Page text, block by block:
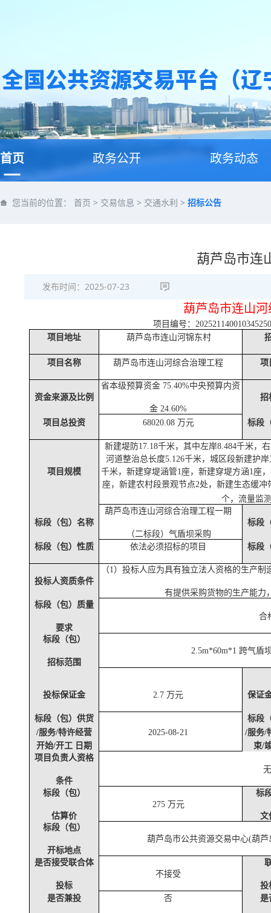
首页 政务公开 政务动态
您当前的位置： 首页 > 交易信息 > 交通水利 > 招标公告
葫芦岛市连
发布时间： 2025-07-23
葫芦岛市连山
项目编号：
项目地址
葫芦岛市连山河锦东村
项目名称 葫芦岛市连山河综合治理工程 项
资金来源及比例
省本级预算资金75.40%中央预算内资
招
金 24.60%
项目总投资
68020.08 万元 标段
新建堤防17.18千米，其中左岸8.484千米，
河道整治总长度5.126千米，城区段新建护
项目规模
千米，新建穿堤涵管1座，新建穿堤方涵1座
座，新建农村段景观节点2处，新建生态缓冲
个，流量监
标段（包）名称
葫芦岛市连山河综合治理工程一期
标段
（二标段）气盾坝采购
标段（包）性质
依法必须招标的项目 标段
投标人资质条件
（1）投标人应为具有独立法人资格的生产
有提供采购货物的生产能力
标段（包）质量
合
要求
标段（包）
2.5m*60m*1 跨气盾
招标范围
投标保证金 2.7 万元 保证
标段（包）供货
标段
/服务/特许经营
2025-08-21
/服务/
开始/开工 日期 束/
项目负责人资格
无
条件
标段（包）
275 万元
标
估算价
文
标段（包）
葫芦岛市公共资源交易中心(葫芦
开标地点
是否接受联合体
不接受
投标
投
是否兼投
否 是